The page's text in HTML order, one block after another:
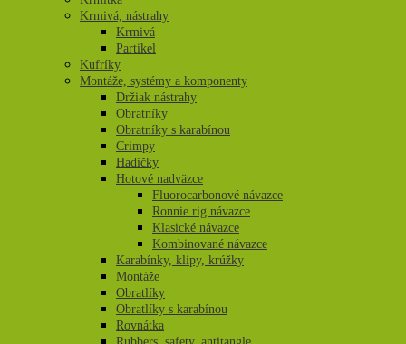
Krmivá, nástrahy
Krmivá
Partikel
Kufríky
Montáže, systémy a komponenty
Držiak nástrahy
Obratníky
Obratníky s karabínou
Crimpy
Hadičky
Hotové nadväzce
Fluorocarbonové návazce
Ronnie rig návazce
Klasické návazce
Kombinované návazce
Karabínky, klipy, krúžky
Montáže
Obratlíky
Obratlíky s karabínou
Rovnátka